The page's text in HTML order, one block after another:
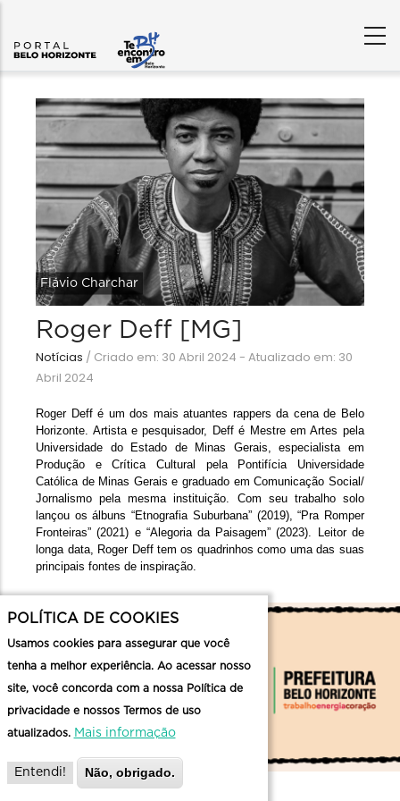
Flávio Charchar
Roger Deff [MG]
Notícias / Criado em: 30 Abril 2024 - Atualizado em: 30
Abril 2024
Roger Deff é um dos mais atuantes rappers da cena de Belo
Horizonte. Artista e pesquisador, Deff é Mestre em Artes pela
Universidade do Estado de Minas Gerais, especialista em
Produção e Crítica Cultural pela Pontifícia Universidade
Católica de Minas Gerais e graduado em Comunicação Social/
Jornalismo pela mesma instituição. Com seu trabalho solo
lançou os álbuns “Etnografia Suburbana” (2019), “Pra Romper
Fronteiras” (2021) e “Alegoria da Paisagem” (2023). Leitor de
longa data, Roger Deff tem os quadrinhos como uma das suas
principais fontes de inspiração.
POLÍTICA DE COOKIES
Usamos cookies para assegurar que você
tenha a melhor experiência. Ao acessar nosso
site, você concorda com a nossa Política de
privacidade e nossos Termos de uso
atualizados. Mais informação
Entendi! Não, obrigado.